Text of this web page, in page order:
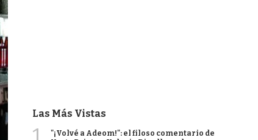
Las Más Vistas
"¡Volvé a Adeom!": el filoso comentario de